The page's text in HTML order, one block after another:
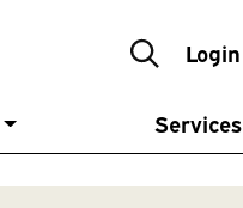
Login
Services